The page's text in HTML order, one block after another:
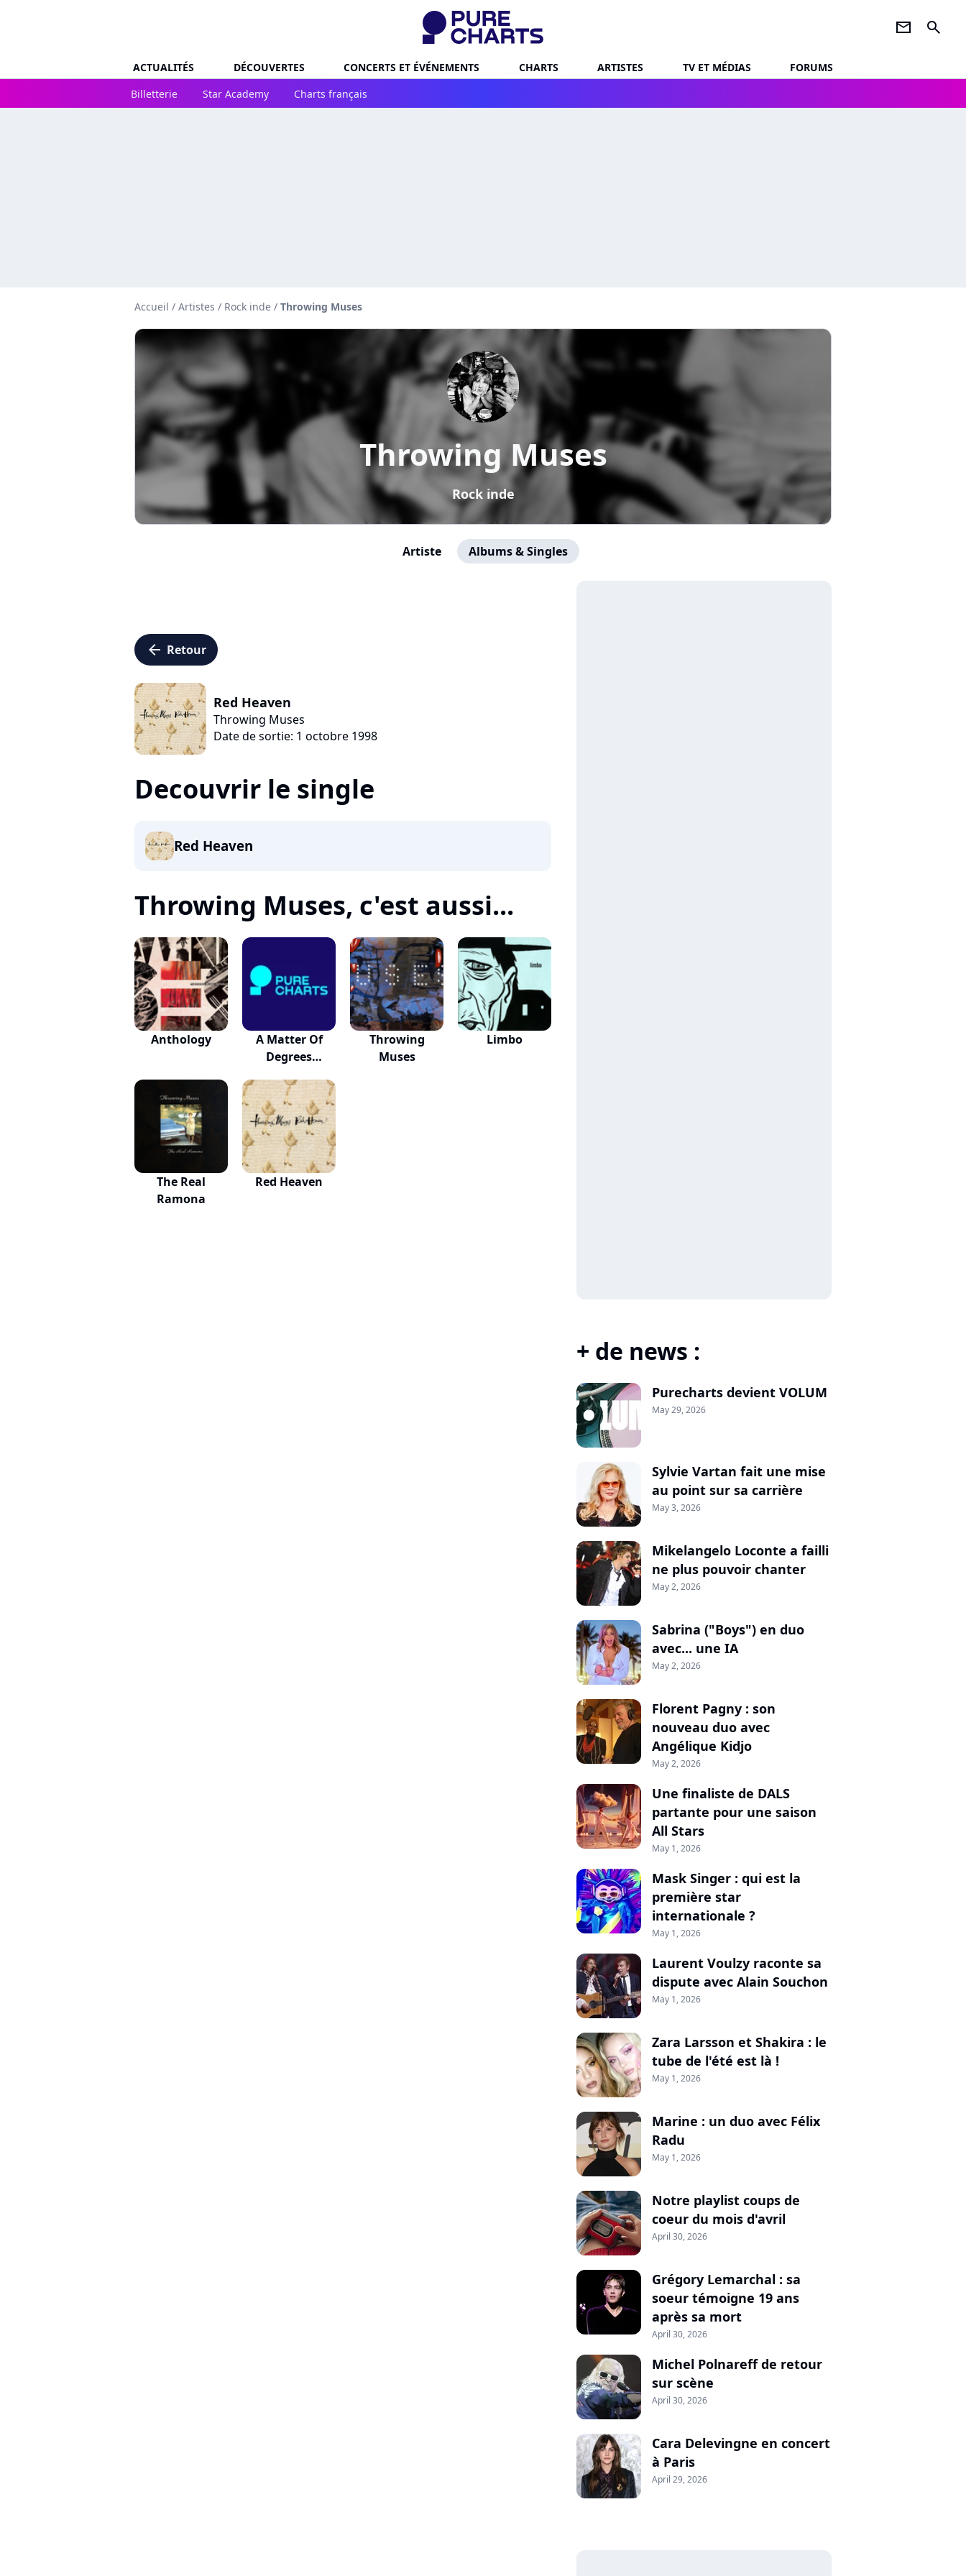
newsletter search
ACTUALITÉS DÉCOUVERTES CONCERTS ET ÉVÉNEMENTS CHARTS ARTISTES TV ET MÉDIAS
FORUMS
Billetterie
Star Academy Charts français
Accueil / Artistes / Rock inde / Throwing Muses
Throwing Muses
Rock inde
Artiste Albums & Singles
arrow_left Retour
Red Heaven
Throwing Muses
Date de sortie: 1 octobre 1998
Decouvrir le single
Red Heaven
Throwing Muses, c'est aussi...
Anthology
A Matter Of
Degrees
Throwing
Muses
Limbo
The Real
Ramona
Red Heaven
+ de news :
Purecharts devient VOLUM
May 29, 2026
Sylvie Vartan fait une mise
au point sur sa carrière
May 3, 2026
Mikelangelo Loconte a failli
ne plus pouvoir chanter
May 2, 2026
Sabrina ("Boys") en duo
avec... une IA
May 2, 2026
Florent Pagny : son
nouveau duo avec
Angélique Kidjo
May 2, 2026
Une finaliste de DALS
partante pour une saison
All Stars
May 1, 2026
Mask Singer : qui est la
première star
internationale ?
May 1, 2026
Laurent Voulzy raconte sa
dispute avec Alain Souchon
May 1, 2026
Zara Larsson et Shakira : le
tube de l'été est là !
May 1, 2026
Marine : un duo avec Félix
Radu
May 1, 2026
Notre playlist coups de
coeur du mois d'avril
April 30, 2026
Grégory Lemarchal : sa
soeur témoigne 19 ans
après sa mort
April 30, 2026
Michel Polnareff de retour
sur scène
April 30, 2026
Cara Delevingne en concert
à Paris
April 29, 2026